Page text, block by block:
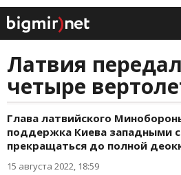
Латвия
четыре
Глава латвийского
поддержка Киева западными
прекращаться до полной
15 августа 2022, 18:59